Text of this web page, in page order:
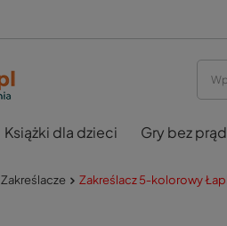
Książki dla dzieci Gry bez
Zakreślacze Zakreślacz 5‑kolorowy